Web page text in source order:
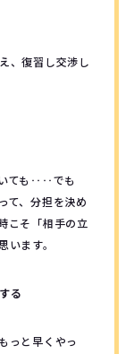
、復習し交渉し
ても‥‥でも
て、分担を決め
こそ「相手の立
ます。
る
っと早くやっ